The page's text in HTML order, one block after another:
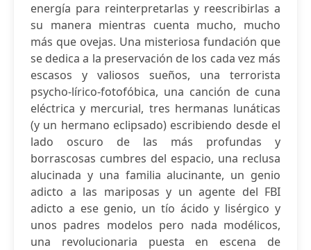
energía para reinterpretarlas y reescribirlas a
su manera mientras cuenta mucho, mucho
más que ovejas. Una misteriosa fundación que
se dedica a la preservación de los cada vez más
escasos y valiosos sueños, una terrorista
psycho-lírico-fotofóbica, una canción de cuna
eléctrica y mercurial, tres hermanas lunáticas
(y un hermano eclipsado) escribiendo desde el
lado oscuro de las más profundas y
borrascosas cumbres del espacio, una reclusa
alucinada y una familia alucinante, un genio
adicto a las mariposas y un agente del FBI
adicto a ese genio, un tío ácido y lisérgico y
unos padres modelos pero nada modélicos,
una revolucionaria puesta en escena de